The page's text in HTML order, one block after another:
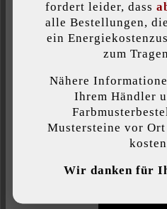
platin mittel-
kristall
feingestrahlt
Individuelle Cookies
Funktionalität bieten zu
Individuelle
fordert leider, dass
alle Bestellungen,
ein
zum
Nähere
Ihrem Händler
Mustersteine vor
Wir danken für